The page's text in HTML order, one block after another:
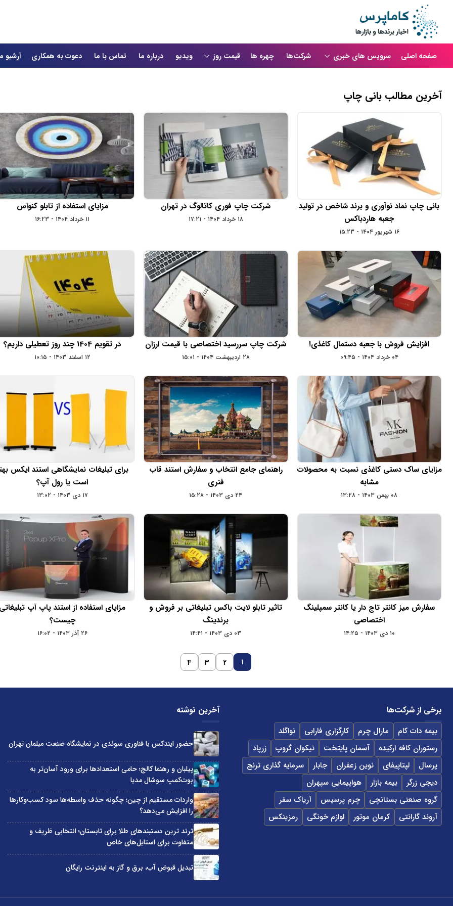
صفحه اصلی سرویس های خبری شرکت‌ها چهره ها قیمت روز ویدیو درباره ما تماس با ما دعوت به همکاری آرشیو
آخرین مطالب بانی چاپ
بانی چاپ نماد نوآوری و برند شاخص در تولید
جعبه هاردباکس
۱۶ شهریور ۱۴۰۴ - ۱۵:۲۳
شرکت چاپ فوری کاتالوگ در تهران
۱۸ خرداد ۱۴۰۴ - ۱۷:۲۱
مزایای استفاده از تابلو کنواس
۱۱ خرداد ۱۴۰۴ - ۱۶:۲۳
افزایش فروش با جعبه دستمال کاغذی!
۰۴ خرداد ۱۴۰۴ - ۰۹:۴۵
شرکت چاپ سررسید اختصاصی با قیمت ارزان
۲۸ اردیبهشت ۱۴۰۴ - ۱۵:۰۱
در تقویم 1404 چند روز تعطیلی داریم؟
۱۲ اسفند ۱۴۰۳ - ۱۰:۱۵
مزایای ساک دستی کاغذی نسبت به محصولات
مشابه
۰۸ بهمن ۱۴۰۳ - ۱۳:۲۸
راهنمای جامع انتخاب و سفارش استند قاب
فنری
۲۴ دی ۱۴۰۳ - ۱۵:۲۸
برای تبلیغات نمایشگاهی استند ایکس
است یا رول آپ؟
۱۷ دی ۱۴۰۳ - ۱۳:۰۲
سفارش میز کانتر تاج دار یا کانتر سمپلینگ
اختصاصی
۱۰ دی ۱۴۰۳ - ۱۴:۲۵
تاثیر تابلو لایت باکس تبلیغاتی بر فروش و
برندینگ
۰۳ دی ۱۴۰۳ - ۱۴:۴۱
مزایای استفاده از استند پاپ آپ
چیست؟
۲۶ آذر ۱۴۰۳ - ۱۶:۰۲
1
2
3
4
برخی از شرکت‌ها
بیمه دات کام مارال چرم کارگزاری فارابی
نواگلد
رستوران کافه ارکیده
آسمان پایتخت نیکوان گروپ
زرپاد
پرسال
لپتاپیفای نوین زعفران جابار
سرمایه گذاری ترنج
دیجی زرگر
بیمه بازار
هواپیمایی سپهران
گروه صنعتی بستانچی
چرم پرسیس
آریاک سفر
آروند گارانتی
کرمان موتور لوازم خونگی رمزینکس
آخرین نوشته
حضور ایندکس با فناوری سوئدی در نمایشگاه صنعت مبلمان تهران
پیلبان و رهنما کالج؛ حامی استعدادها برای ورود آسان‌تر به
بوت‌کمپ سوشال مدیا
واردات مستقیم از چین؛ چگونه حذف واسطه‌ها سود کسب‌وکارها
را افزایش می‌دهد؟
ترند ترین دستبندهای طلا برای تابستان؛ انتخابی ظریف و
متفاوت برای استایل‌های خاص
تبدیل قبوض آب، برق و گاز به اینترنت رایگان